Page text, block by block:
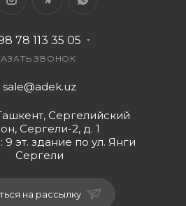
78 113 35 05
ЗВОНОК
sale@adek.uz
Сергелийский
Сергели-2, д. 1
эт. здание по ул. Янги
Сергели
на рассылку